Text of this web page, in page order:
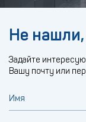
Не нашли,
Задайте
Вашу почту или
Имя